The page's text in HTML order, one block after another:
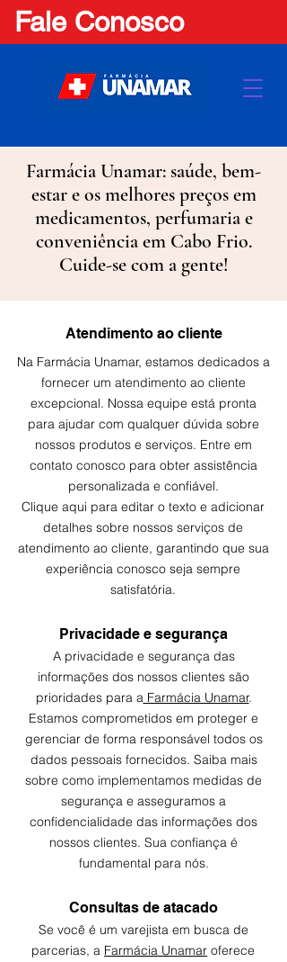
Fale Conosco
Farmácia Unamar: saúde, bem-
estar e os melhores preços em
medicamentos, perfumaria e
conveniência em Cabo Frio.
Cuide-se com a gente!
Atendimento ao cliente
Na Farmácia Unamar, estamos dedicados a
fornecer um atendimento ao cliente
excepcional. Nossa equipe está pronta
para ajudar com qualquer dúvida sobre
nossos produtos e serviços. Entre em
contato conosco para obter assistência
personalizada e confiável.
Clique aqui para editar o texto e adicionar
detalhes sobre nossos serviços de
atendimento ao cliente, garantindo que sua
experiência conosco seja sempre
satisfatória.
Privacidade e segurança
A privacidade e segurança das
informações dos nossos clientes são
prioridades para aFarmácia Unamar.
Estamos comprometidos em proteger e
gerenciar de forma responsável todos os
dados pessoais fornecidos. Saiba mais
sobre como implementamos medidas de
segurança e asseguramos a
confidencialidade das informações dos
nossos clientes. Sua confiança é
fundamental para nós.
Consultas de atacado
Se você é um varejista em busca de
parcerias, a Farmácia Unamar oferece